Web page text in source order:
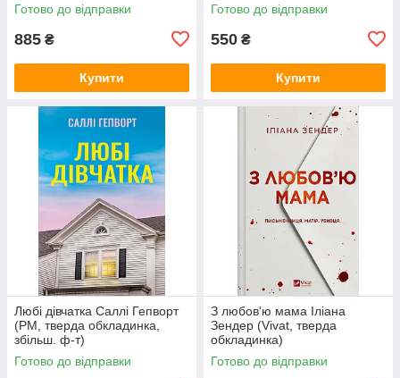
Готово до відправки
885 ₴
Купити
Готово до відправки
550 ₴
Купити
Любі дівчатка Саллі Гепворт
(РМ, тверда обкладинка,
збільш. ф-т)
Готово до відправки
З любов'ю мама Іліана
Зендер (Vivat, тверда
обкладинка)
Готово до відправки